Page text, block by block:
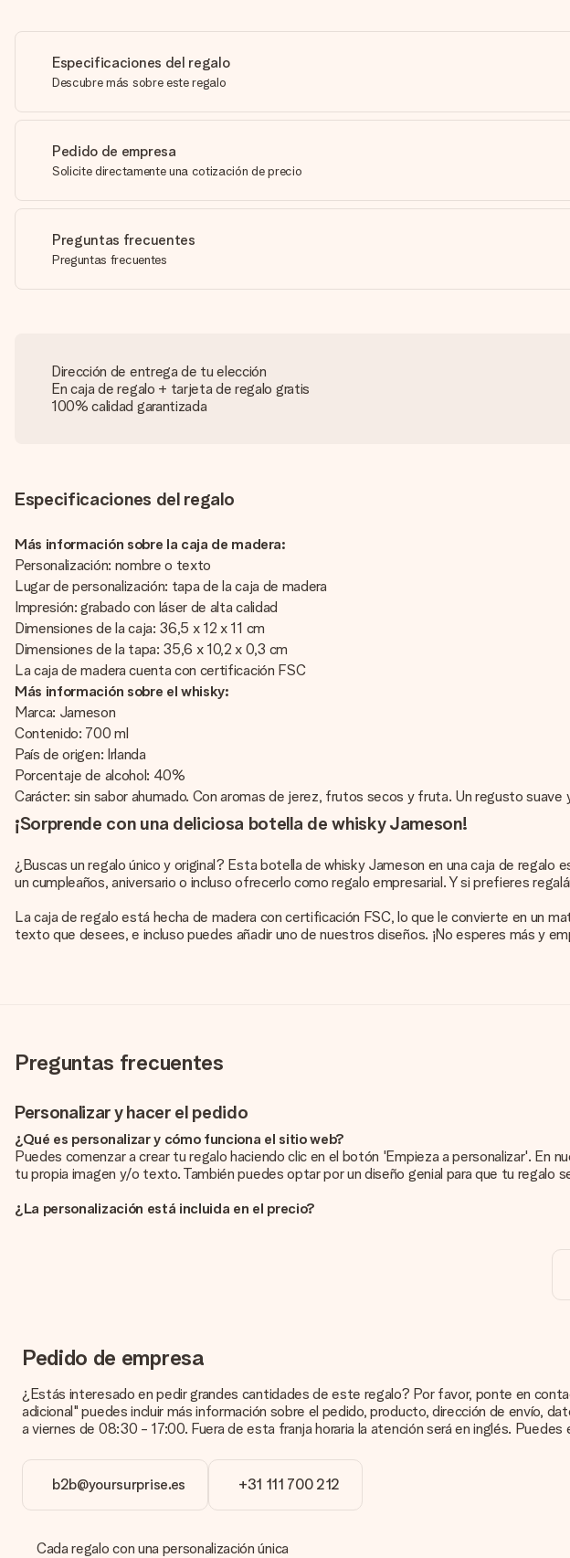
Especificaciones del regalo
Descubre más sobre este regalo
Pedido de empresa
Solicite directamente una cotización de precio
Preguntas frecuentes
Preguntas frecuentes
Dirección de entrega de tu elección
En caja de regalo + tarjeta de regalo gratis
100% calidad garantizada
Especificaciones del regalo
Más información sobre la caja de madera:
Personalización: nombre o texto
Lugar de personalización: tapa de la caja de madera
Impresión: grabado con láser de alta calidad
Dimensiones de la caja: 36,5 x 12 x 11 cm
Dimensiones de la tapa: 35,6 x 10,2 x 0,3 cm
La caja de madera cuenta con certificación FSC
Más información sobre el whisky:
Marca: Jameson
Contenido: 700 ml
País de origen: Irlanda
Porcentaje de alcohol: 40%
Carácter: sin sabor ahumado. Con aromas de jerez, frutos secos y fruta. Un regusto suave
¡Sorprende con una deliciosa botella de whisky Jameson!
¿Buscas un regalo único y original? Esta botella de whisky Jameson en una caja de
un cumpleaños, aniversario o incluso ofrecerlo como regalo empresarial. Y si prefieres
La caja de regalo está hecha de madera con certificación FSC, lo que le convierte en un
texto que desees, e incluso puedes añadir uno de nuestros diseños. ¡No esperes más y
Preguntas frecuentes
Personalizar y hacer el pedido
¿Qué es personalizar y cómo funciona el sitio web?
Puedes comenzar a crear tu regalo haciendo clic en el botón 'Empieza a personalizar'.
tu propia imagen y/o texto. También puedes optar por un diseño genial para que tu regalo
¿La personalización está incluida en el precio?
Queremos asegurarnos de que estás completamente satisfecho con tu regalo. Por eso
con nuestro equipo de atención al cliente e incluye la foto junto con el regalo que te
Puedes carga archivos JPG y PNG en nuestro editor. ¿Es esto demasiado técnico o
atención al cliente. ¡Estaremos encantados de ayudarte para que puedas crear el regalo que
¿Qué pasa si el color u opción que deseo no está disponible?
¿Estás buscando un regalo específico o un regalo en un color específico, pero no
Al hacer clic en 'Tarjeta gratis' en la cesta de la compra, puedes agregar la tarjeta
quién agradecer por esta hermosa sorpresa.
Actualmente, no tenemos (aún) un servicio de envoltura de regalos para envolver tu
Pedido de empresa
¿Estás interesado en pedir grandes cantidades de este regalo? Por favor, ponte en
adicional" puedes incluir más información sobre el pedido, producto, dirección de envío,
a viernes de 08:30 - 17:00. Fuera de esta franja horaria la atención será en inglés.
b2b@yoursurprise.es +31 111 700 212
Cada regalo con una personalización única